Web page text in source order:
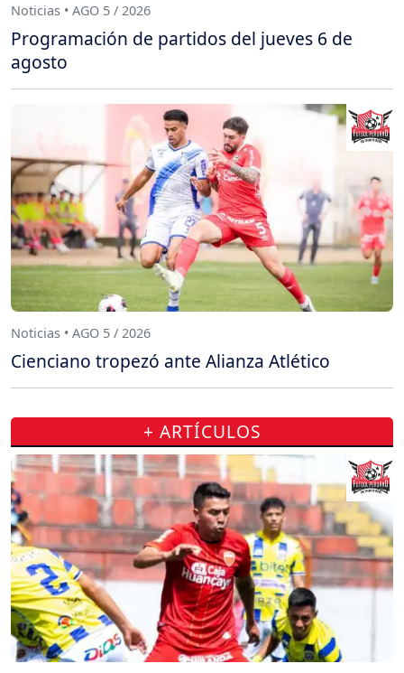
Noticias • AGO 5 / 2026
Programación de partidos del jueves 6 de
agosto
Noticias • AGO 5 / 2026
Cienciano tropezó ante Alianza Atlético
+ ARTÍCULOS